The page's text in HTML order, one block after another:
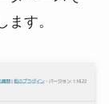
す。